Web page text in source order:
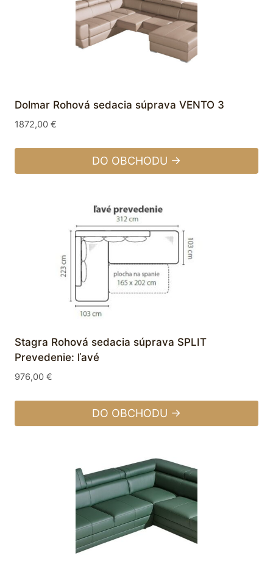
Dolmar Rohová sedacia súprava VENTO 3
1872,00 €
DO OBCHODU →
Stagra Rohová sedacia súprava SPLIT
Prevedenie: ľavé
976,00 €
DO OBCHODU →